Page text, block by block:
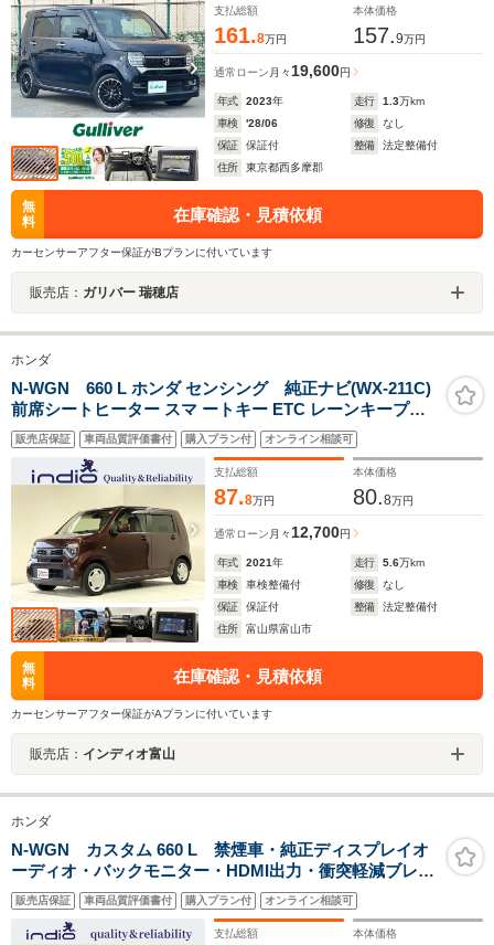
載 ドラレコ 支払総額
161.8万円
本体価格
157.9万円
通常ローン 月々19,600円
年式 2023年 走行 1.3万km
車検
'28/06 修復
なし
保証
保証付 整備
法定整備付
住所
東京都西多摩郡
無
料
在庫確認・見積依頼
カーセンサーアフター保証がBプランに付いています
販売店： ガリバー 瑞穂店
ホンダ
N-WGN 660 L ホンダ センシング 純正ナビ(WX-211C)
前席シートヒーター スマ ートキー ETC レーンキープア
シスト クリアランスソナー Bluetooth 充電用USBソケッ
ト LEDヘッドライト アダプティブクルーズコントロール
販売店保証 車両品質評価書付 購入プラン付 オンライン相談可
支払総額
87.8万円
本体価格
80.8万円
通常ローン 月々12,700円
年式 2021年 走行 5.6万km
車検
車検整備付 修復
なし
保証
保証付 整備
法定整備付
住所
富山県富山市
無
料
在庫確認・見積依頼
カーセンサーアフター保証がAプランに付いています
販売店： インディオ富山
ホンダ
N-WGN カスタム 660 L 禁煙車・純正ディスプレイオ
ーディオ・バックモニター・HDMI出力・衝突軽減ブレー
キ・レーンアシスト・スマートキー・前席シートヒータ
ー・ETC・LEDヘッドライト・電動パーキングブレー
キ・クリアランスソナー
販売店保証 車両品質評価書付 購入プラン付 オンライン相談可
支払総額 本体価格